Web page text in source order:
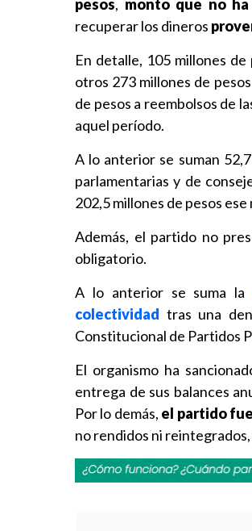
pesos, monto que no
recuperar los dineros
En detalle, 105 millones
otros 273 millones de
de pesos a reembolsos de
aquel período.
A lo anterior se suman
parlamentarias y de
202,5 millones de pesos ese
Además, el partido no
obligatorio.
A lo anterior se suma la
colectividad tras una
Constitucional de Partidos
El organismo ha
entrega de sus balances
Por lo demás, el partido
no rendidos ni